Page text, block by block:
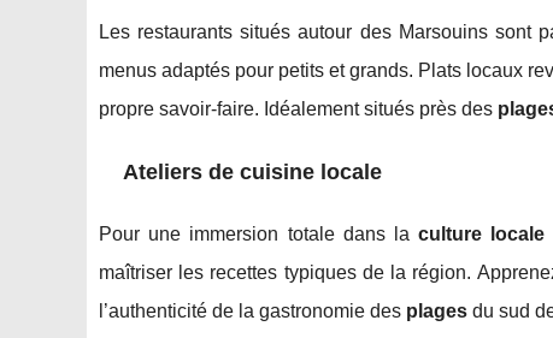
Les restaurants situés autour des Marsouins sont
menus adaptés pour petits et grands. Plats locaux
propre savoir-faire. Idéalement situés près des
Ateliers de cuisine locale
Pour une immersion totale dans la culture locale
maîtriser les recettes typiques de la région.
l’authenticité de la gastronomie des plages du sud